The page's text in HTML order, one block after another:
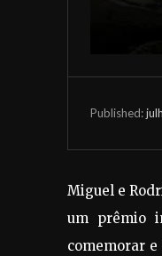
Published:
Miguel e
um prêmio
comemorar